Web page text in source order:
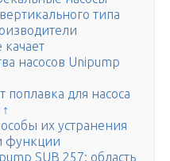
типа
качает
насосов Unipump
для насоса
их устранения
функции
SUB 257: область